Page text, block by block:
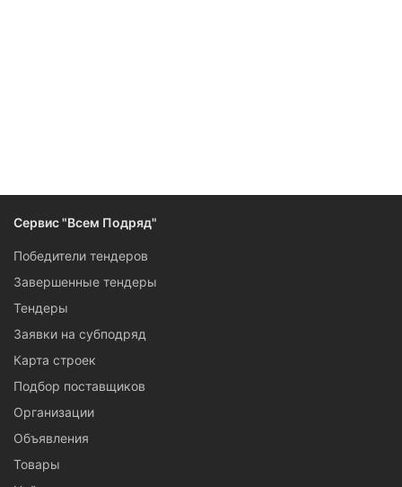
Сервис "Всем Подряд"
Победители тендеров
Завершенные тендеры
Тендеры
Заявки на субподряд
Карта строек
Подбор поставщиков
Организации
Объявления
Товары